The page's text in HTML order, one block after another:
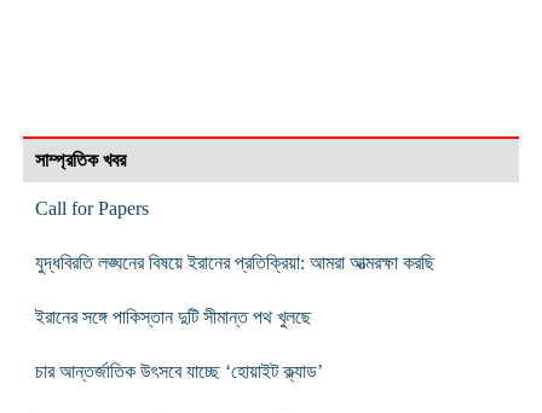
সাম্প্রতিক খবর
Call for Papers
যুদ্ধবিরতি লঙ্ঘনের বিষয়ে ইরানের প্রতিক্রিয়া: আমরা আত্মরক্ষা করছি
ইরানের সঙ্গে পাকিস্তান দুটি সীমান্ত পথ খুলছে
চার আন্তর্জাতিক উৎসবে যাচ্ছে ‘হোয়াইট ক্ল্যাড’